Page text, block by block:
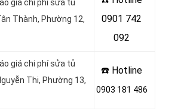
giá chi phí sửa tủ
Thành, Phường 12,
0901 742
092
giá chi phí sửa tủ
Thi, Phường 13,
☎️ Hotline
0903 181 486